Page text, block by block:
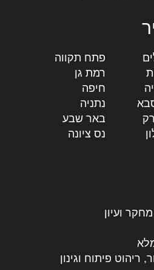
פתח תקווה
רמת גן
חיפה
נתניה
באר שבע
נס ציונה
ועיון
ריהוט פיתוח וגינון